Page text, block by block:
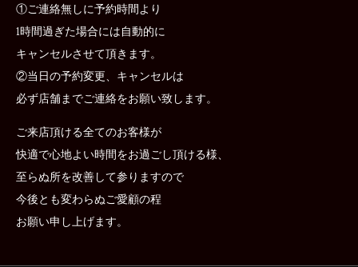
①ご連絡無しに予約時間より
1時間過ぎた場合には自動的に
キャンセルさせて頂きます。
②当日の予約変更、キャンセルは
必ず店舗までご連絡をお願い致します。
ご来店頂ける全てのお客様が
快適で心地よい時間をお過ごし頂ける様、
至らぬ所を改善して参りますので
今後とも変わらぬご愛顧の程
お願い申し上げます。